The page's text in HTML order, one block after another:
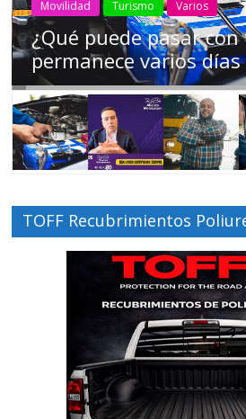
AEADE Industria Motociclismo
Campaña busca
los motociclistas en la
TOFF Recubrimientos